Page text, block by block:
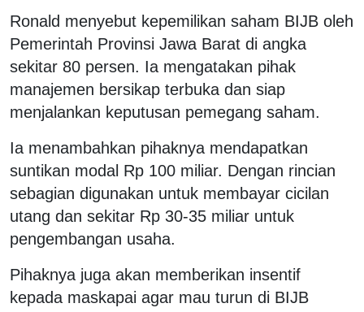
Ronald menyebut kepemilikan saham BIJB oleh
Pemerintah Provinsi Jawa Barat di angka
sekitar 80 persen. Ia mengatakan pihak
manajemen bersikap terbuka dan siap
menjalankan keputusan pemegang saham.
Ia menambahkan pihaknya mendapatkan
suntikan modal Rp 100 miliar. Dengan rincian
sebagian digunakan untuk membayar cicilan
utang dan sekitar Rp 30-35 miliar untuk
pengembangan usaha.
Pihaknya juga akan memberikan insentif
kepada maskapai agar mau turun di BIJB